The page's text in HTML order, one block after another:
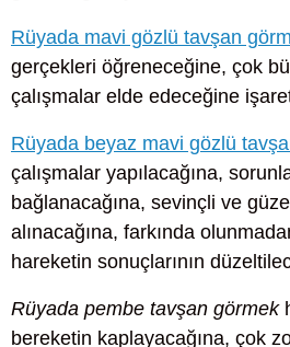
Rüyada mavi gözlü tavşan
gerçekleri öğreneceğine, çok
çalışmalar elde edeceğine
Rüyada beyaz mavi gözlü
çalışmalar yapılacağına,
bağlanacağına, sevinçli ve
alınacağına, farkında
hareketin sonuçlarının
Rüyada pembe tavşan görmek
bereketin kaplayacağına, çok